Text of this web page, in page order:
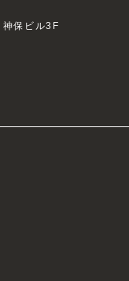
保ビル3F